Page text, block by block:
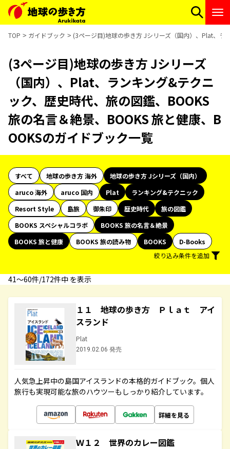
TOP ガイドブック (3ページ目)地球の歩き方 Jシリーズ（国内）、Plat、ラ
(3ページ目)地球の歩き方 Jシリーズ
（国内）、Plat、ランキング&テクニ
ック、歴史時代、旅の図鑑、BOOKS
旅の名言＆絶景、BOOKS 旅と健康、B
OOKSのガイドブック一覧
すべて 地球の歩き方 海外
地球の歩き方 Jシリーズ（国内）
aruco 海外
aruco 国内 Plat
ランキング&テクニック
Resort Style
島旅 御朱印 歴史時代
旅の図鑑
BOOKS スペシャルコラボ
BOOKS 旅の名言＆絶景
BOOKS 旅と健康
BOOKS 旅の読み物 BOOKS
D-Books
絞り込み条件を追加
41〜60件/172件中 を表示
１１ 地球の歩き方 Ｐｌａｔ アイ
スランド
Plat
2019.02.06 発売
人気急上昇中の島国アイスランドの本格的ガイドブック。個人
旅行も実現可能な旅のハウツーもしっかり紹介しています。
詳細を見る
Ｗ１２ 世界のカレー図鑑